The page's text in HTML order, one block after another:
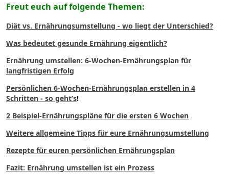
Freut euch auf folgende Themen:
Diät vs. Ernährungsumstellung - wo liegt der Unterschied?
Was bedeutet gesunde Ernährung eigentlich?
Ernährung umstellen: 6-Wochen-Ernährungsplan für
langfristigen Erfolg
Persönlichen 6-Wochen-Ernährungsplan erstellen in 4
Schritten - so geht’s!
2 Beispiel-Ernährungspläne für die ersten 6 Wochen
Weitere allgemeine Tipps für eure Ernährungsumstellung
Rezepte für euren persönlichen Ernährungsplan
Fazit: Ernährung umstellen ist ein Prozess